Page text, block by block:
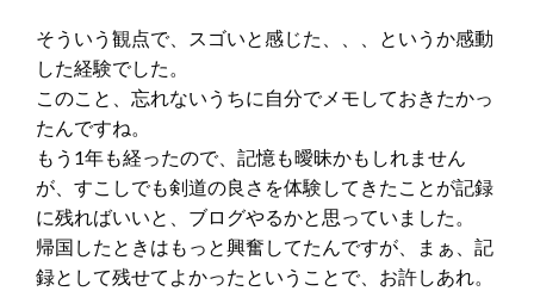
そういう観点で、スゴいと感じた、、、というか感動
した経験でした。
このこと、忘れないうちに自分でメモしておきたかっ
たんですね。
もう1年も経ったので、記憶も曖昧かもしれません
が、すこしでも剣道の良さを体験してきたことが記録
に残ればいいと、ブログやるかと思っていました。
帰国したときはもっと興奮してたんですが、まぁ、記
録として残せてよかったということで、お許しあれ。